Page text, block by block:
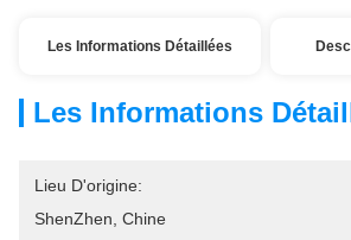
Les Informations Détaillées
Les Informations
Lieu D'origine:
ShenZhen, Chine